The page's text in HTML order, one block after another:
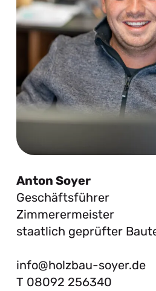
Anton Soyer
Geschäftsführer
Zimmerermeister
staatlich geprüfter
info@holzbau-soyer.de
T 08092 256340